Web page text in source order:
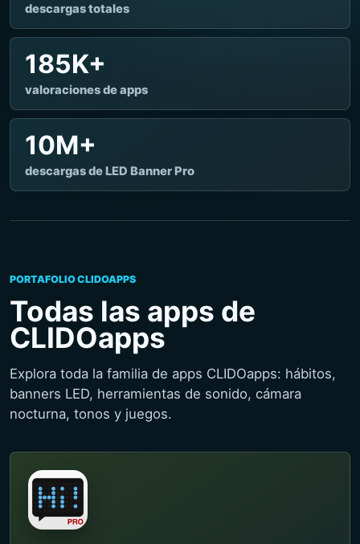
descargas totales
185K+
valoraciones de apps
10M+
descargas de LED Banner Pro
PORTAFOLIO CLIDOAPPS
Todas las apps de
CLIDOapps
Explora toda la familia de apps CLIDOapps: hábitos,
banners LED, herramientas de sonido, cámara
nocturna, tonos y juegos.